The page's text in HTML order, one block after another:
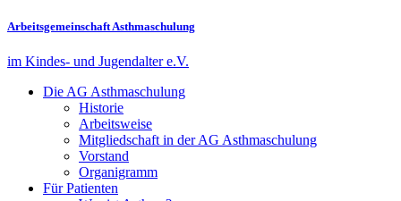
Arbeitsgemeinschaft Asthmaschulung
im Kindes- und Jugendalter e.V.
Die AG Asthmaschulung
Historie
Arbeitsweise
Mitgliedschaft in der AG Asthmaschulung
Vorstand
Organigramm
Für Patienten